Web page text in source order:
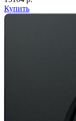
Купить